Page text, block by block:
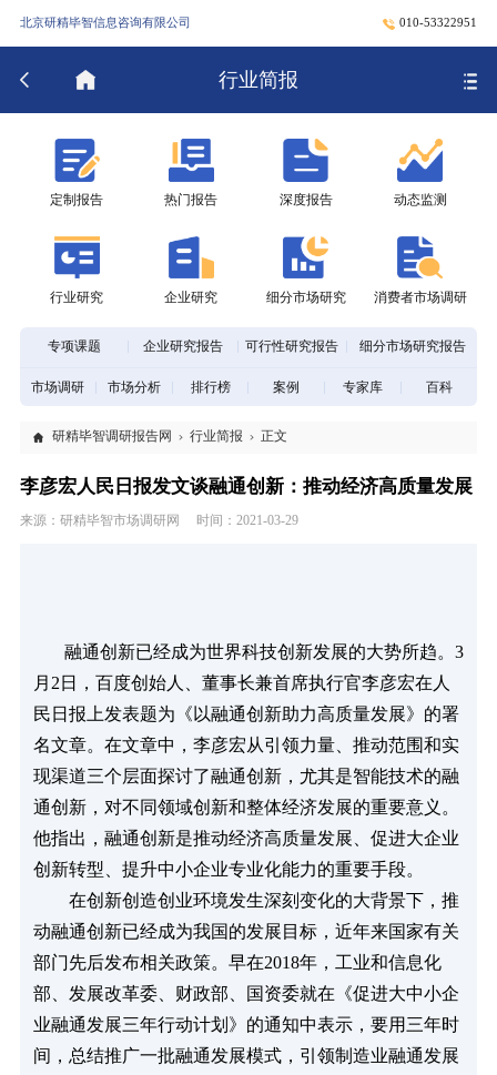
北京研精毕智信息咨询有限公司 010-53322951
行业简报
定制报告 热门报告 深度报告 动态监测
行业研究 企业研究 细分市场研究 消费者市场调研
专项课题 企业研究报告 可行性研究报告 细分市场研究报告
市场调研 市场分析 排行榜 案例 专家库 百科
研精毕智调研报告网 行业简报 正文
李彦宏人民日报发文谈融通创新：推动经济高质量发展
来源：研精毕智市场调研网 时间：2021-03-29
融通创新已经成为世界科技创新发展的大势所趋。3
月2日，百度创始人、董事长兼首席执行官李彦宏在人
民日报上发表题为《以融通创新助力高质量发展》的署
名文章。在文章中，李彦宏从引领力量、推动范围和实
现渠道三个层面探讨了融通创新，尤其是智能技术的融
通创新，对不同领域创新和整体经济发展的重要意义。
他指出，融通创新是推动经济高质量发展、促进大企业
创新转型、提升中小企业专业化能力的重要手段。
在创新创造创业环境发生深刻变化的大背景下，推
动融通创新已经成为我国的发展目标，近年来国家有关
部门先后发布相关政策。早在2018年，工业和信息化
部、发展改革委、财政部、国资委就在《促进大中小企
业融通发展三年行动计划》的通知中表示，要用三年时
间，总结推广一批融通发展模式，引领制造业融通发展